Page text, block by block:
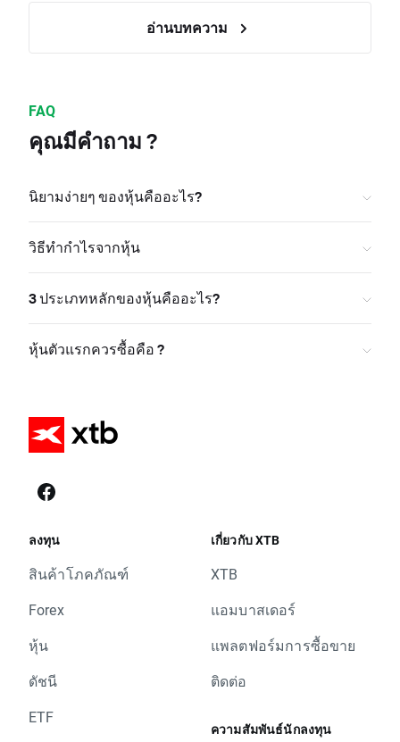
อ่านบทความ
FAQ
คุณมีคำถาม ?
นิยามง่ายๆ ของหุ้นคืออะไร?
วิธีทำกำไรจากหุ้น
3 ประเภทหลักของหุ้นคืออะไร?
หุ้นตัวแรกควรซื้อคือ ?
ลงทุน
สินค้าโภคภัณฑ์
Forex
หุ้น
ดัชนี
ETF
เกี่ยวกับ XTB
XTB
แอมบาสเดอร์
แพลตฟอร์มการซื้อขาย
ติดต่อ
ความสัมพันธ์นักลงทุน